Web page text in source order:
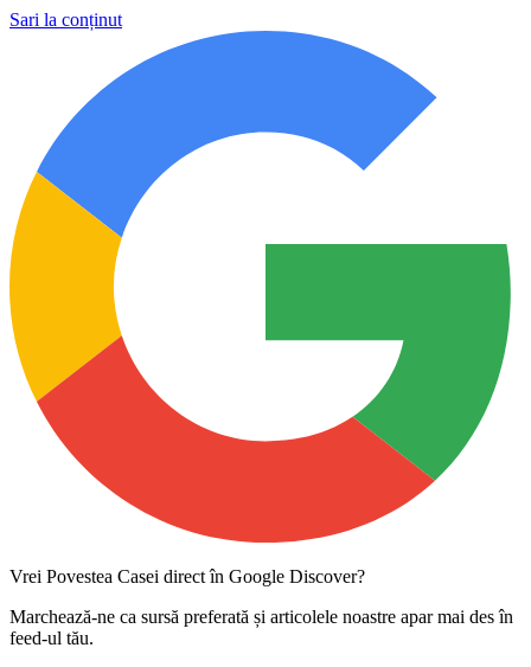
Sari la conținut
Vrei Povestea Casei direct în Google Discover?
Marchează-ne ca sursă preferată și articolele noastre apar mai des în
feed-ul tău.